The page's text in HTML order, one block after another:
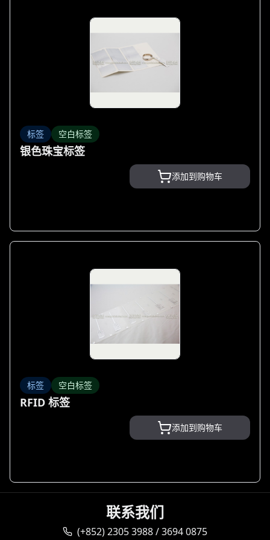
标签 空白标签
银色珠宝标签
添加到购物车
标签 空白标签
RFID 标签
添加到购物车
联系我们
(+852) 2305 3988 / 3694 0875